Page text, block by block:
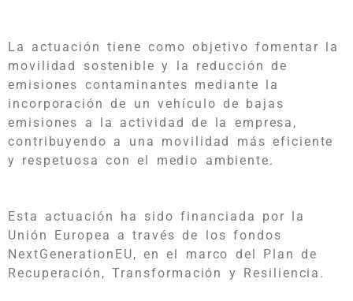
La actuación tiene como objetivo fomentar la
movilidad sostenible y la reducción de
emisiones contaminantes mediante la
incorporación de un vehículo de bajas
emisiones a la actividad de la empresa,
contribuyendo a una movilidad más eficiente
y respetuosa con el medio ambiente.
Esta actuación ha sido financiada por la
Unión Europea
a través de los fondos
NextGenerationEU, en el marco del Plan de
Recuperación, Transformación y Resiliencia.